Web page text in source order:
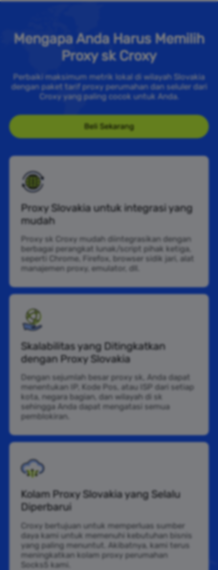
Mengapa Anda Harus Memilih
Proxy sk Croxy
Perbaiki maksimum metrik lokal di wilayah Slovakia
dengan paket tarif proxy perumahan dan seluler dari
Croxy yang paling cocok untuk Anda.
Beli Sekarang
Proxy Slovakia untuk integrasi yang
mudah
Proxy sk Croxy mudah diintegrasikan dengan
berbagai perangkat lunak/script pihak ketiga,
seperti Chrome, Firefox, browser sidik jari, alat
manajemen proxy, emulator, dll.
Skalabilitas yang Ditingkatkan
dengan Proxy Slovakia
Dengan sejumlah besar proxy sk, Anda dapat
menentukan IP, Kode Pos, atau ISP dari setiap
kota, negara bagian, dan wilayah di sk
sehingga Anda dapat mengatasi semua
pemblokiran.
Kolam Proxy Slovakia yang Selalu
Diperbarui
Croxy bertujuan untuk memperluas sumber
daya kami untuk memenuhi kebutuhan bisnis
yang paling menuntut. Akibatnya, kami terus
meningkatkan kolam proxy perumahan
Socks5 kami.